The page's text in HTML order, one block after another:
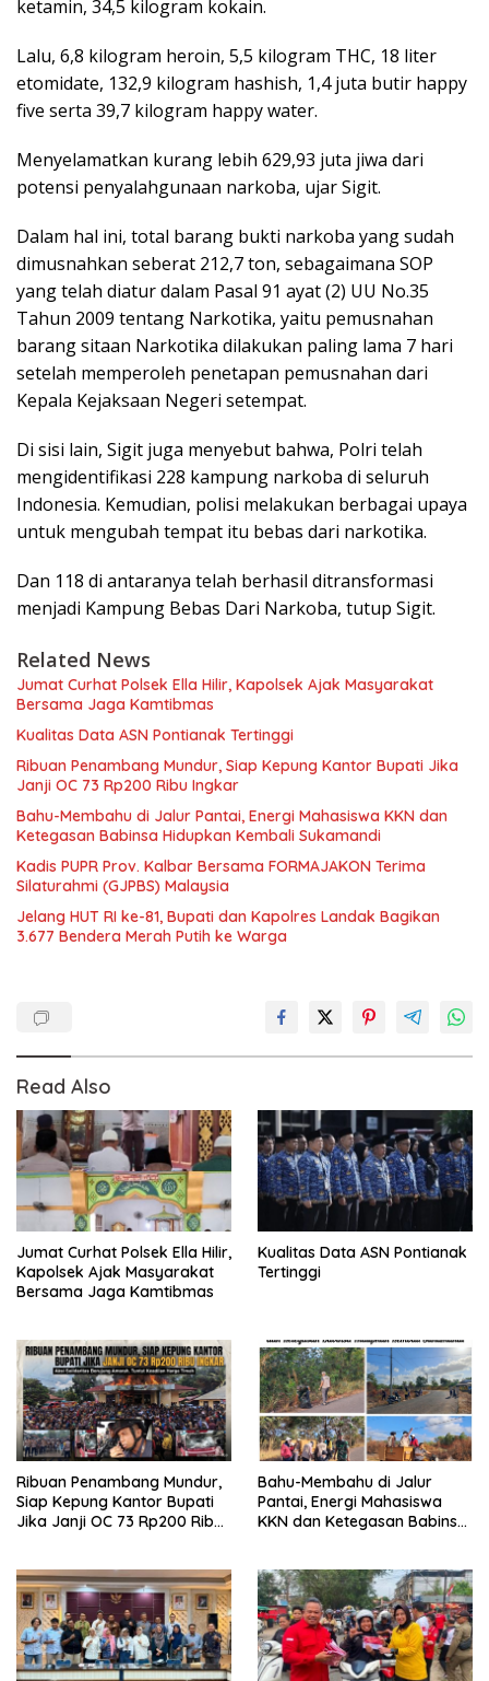
ketamin, 34,5 kilogram kokain.
Lalu, 6,8 kilogram heroin, 5,5 kilogram THC, 18 liter
etomidate, 132,9 kilogram hashish, 1,4 juta butir happy
five serta 39,7 kilogram happy water.
Menyelamatkan kurang lebih 629,93 juta jiwa dari
potensi penyalahgunaan narkoba, ujar Sigit.
Dalam hal ini, total barang bukti narkoba yang sudah
dimusnahkan seberat 212,7 ton, sebagaimana SOP
yang telah diatur dalam Pasal 91 ayat (2) UU No.35
Tahun 2009 tentang Narkotika, yaitu pemusnahan
barang sitaan Narkotika dilakukan paling lama 7 hari
setelah memperoleh penetapan pemusnahan dari
Kepala Kejaksaan Negeri setempat.
Di sisi lain, Sigit juga menyebut bahwa, Polri telah
mengidentifikasi 228 kampung narkoba di seluruh
Indonesia. Kemudian, polisi melakukan berbagai upaya
untuk mengubah tempat itu bebas dari narkotika.
Dan 118 di antaranya telah berhasil ditransformasi
menjadi Kampung Bebas Dari Narkoba, tutup Sigit.
Related News
Jumat Curhat Polsek Ella Hilir, Kapolsek Ajak Masyarakat
Bersama Jaga Kamtibmas
Kualitas Data ASN Pontianak Tertinggi
Ribuan Penambang Mundur, Siap Kepung Kantor Bupati Jika
Janji OC 73 Rp200 Ribu Ingkar
Bahu-Membahu di Jalur Pantai, Energi Mahasiswa KKN dan
Ketegasan Babinsa Hidupkan Kembali Sukamandi
Kadis PUPR Prov. Kalbar Bersama FORMAJAKON Terima
Silaturahmi (GJPBS) Malaysia
Jelang HUT RI ke-81, Bupati dan Kapolres Landak Bagikan
3.677 Bendera Merah Putih ke Warga
Read Also
Jumat Curhat Polsek Ella Hilir,
Kapolsek Ajak Masyarakat
Bersama Jaga Kamtibmas
Kualitas Data ASN Pontianak
Tertinggi
Ribuan Penambang Mundur,
Siap Kepung Kantor Bupati
Jika Janji OC 73 Rp200 Ribu
Bahu-Membahu di Jalur
Pantai, Energi Mahasiswa
KKN dan Ketegasan Babinsa